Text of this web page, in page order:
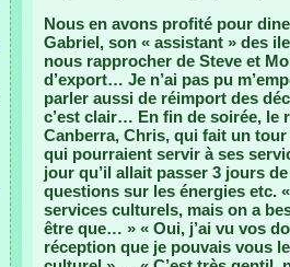
Nous en avons profité pour
Gabriel, son « assistant » des
nous rapprocher de Steve et
d’export… Je n’ai pas pu
parler aussi de réimport des
c’est clair… En fin de soirée, le
Canberra, Chris, qui fait un
qui pourraient servir à ses
jour qu’il allait passer 3 jours
questions sur les énergies etc.
services culturels, mais on a
être que… » « Oui, j’ai vu vos
réception que je pouvais vous